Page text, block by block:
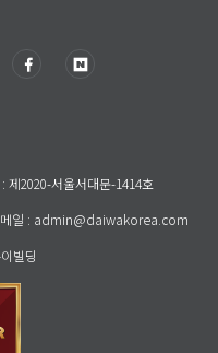
2020-서울서대문-1414호
일 : admin@daiwakorea.com
빌딩